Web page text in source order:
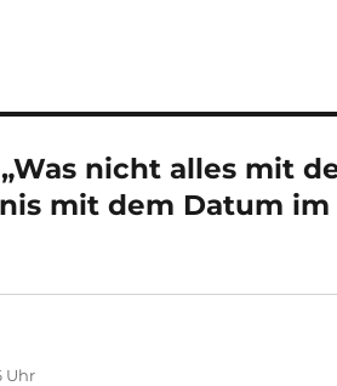
nicht alles mit
mit dem Datum im
Uhr